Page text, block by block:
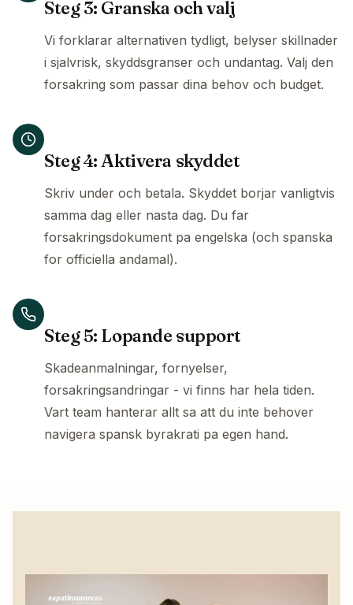
Steg 3: Granska och valj
Vi forklarar alternativen tydligt, belyser skillnader
i sjalvrisk, skyddsgranser och undantag. Valj den
forsakring som passar dina behov och budget.
Steg 4: Aktivera skyddet
Skriv under och betala. Skyddet borjar vanligtvis
samma dag eller nasta dag. Du far
forsakringsdokument pa engelska (och spanska
for officiella andamal).
Steg 5: Lopande support
Skadeanmalningar, fornyelser,
forsakringsandringar - vi finns har hela tiden.
Vart team hanterar allt sa att du inte behover
navigera spansk byrakrati pa egen hand.